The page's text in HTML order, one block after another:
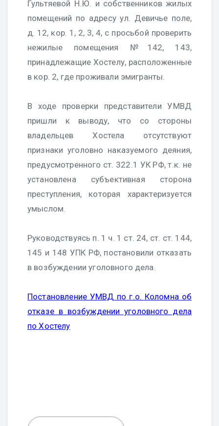
Гультяевой Н.Ю. и собственников жилых
помещений по адресу ул. Девичье поле,
д. 12, кор. 1, 2, 3, 4, с просьбой проверить
нежилые помещения №142, 143,
принадлежащие Хостелу, расположенные
в кор. 2, где проживали эмигранты.
В ходе проверки представители УМВД
пришли к выводу, что со стороны
владельцев Хостела отсутствуют
признаки уголовно наказуемого деяния,
предусмотренного ст. 322.1 УК РФ, т.к. не
установлена субъективная сторона
преступления, которая характеризуется
умыслом.
Руководствуясь п. 1 ч. 1 ст. 24, ст. ст. 144,
145 и 148 УПК РФ, постановили отказать
в возбуждении уголовного дела.
Постановление УМВД по г.о. Коломна об
отказе в возбуждении уголовного дела
по Хостелу